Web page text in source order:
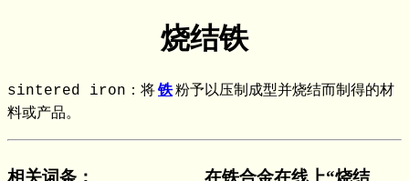
烧结铁
sintered iron：将铁粉予以压制成型并烧结而制得的材
料或产品。
相关词条 ：
在铁合金在线上“烧结